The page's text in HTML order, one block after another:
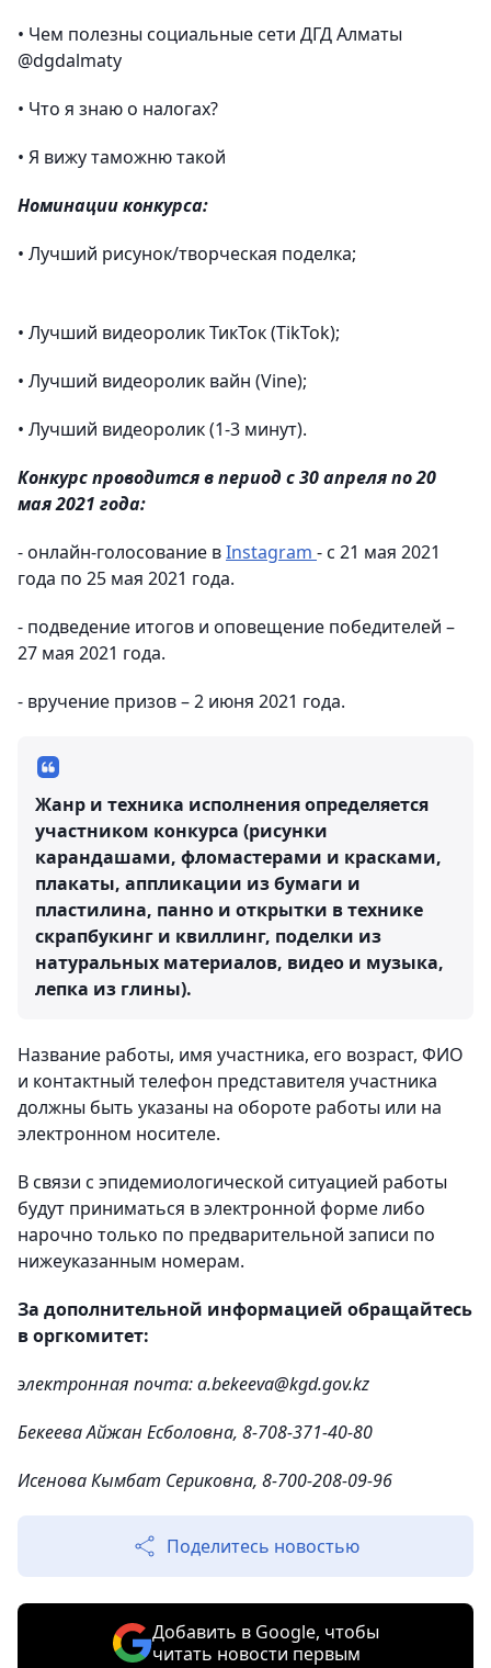
• Чем полезны социальные сети ДГД Алматы
@dgdalmaty
• Что я знаю о налогах?
• Я вижу таможню такой
Номинации конкурса:
• Лучший рисунок/творческая поделка;
• Лучший видеоролик ТикТок (TikTok);
• Лучший видеоролик вайн (Vine);
• Лучший видеоролик (1-3 минут).
Конкурс проводится в период с 30 апреля по 20
мая 2021 года:
- онлайн-голосование вInstagram - с 21 мая 2021
года по 25 мая 2021 года.
- подведение итогов и оповещение победителей –
27 мая 2021 года.
- вручение призов – 2 июня 2021 года.
Жанр и техника исполнения определяется
участником конкурса (рисунки
карандашами, фломастерами и красками,
плакаты, аппликации из бумаги и
пластилина, панно и открытки в технике
скрапбукинг и квиллинг, поделки из
натуральных материалов, видео и музыка,
лепка из глины).
Название работы, имя участника, его возраст, ФИО
и контактный телефон представителя участника
должны быть указаны на обороте работы или на
электронном носителе.
В связи с эпидемиологической ситуацией работы
будут приниматься в электронной форме либо
нарочно только по предварительной записи по
нижеуказанным номерам.
За дополнительной информацией обращайтесь
в оргкомитет:
электронная почта: a.bekeeva@kgd.gov.kz
Бекеева Айжан Есболовна, 8-708-371-40-80
Исенова Кымбат Сериковна, 8-700-208-09-96
Поделитесь новостью
Добавить в Google, чтобы
читать новости первым